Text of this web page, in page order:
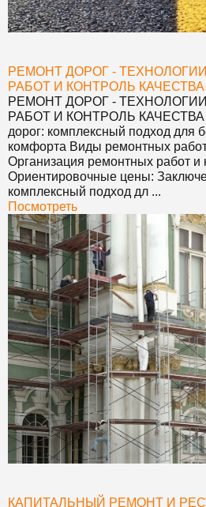
РЕМОНТ ДОРОГ -
РАБОТ И КОНТРОЛЬ КАЧЕСТВА
РЕМОНТ ДОРОГ -
РАБОТ И КОНТРОЛЬ КАЧЕСТВА
дорог: комплексный подход для
комфорта Виды ремонтных
Организация ремонтных работ и
Ориентировочные цены:
комплексный подход дл ...
Посмотреть
КАПИТАЛЬНЫЙ РЕМОНТ И